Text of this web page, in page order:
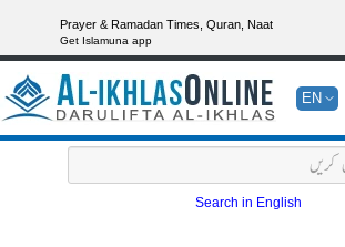
Prayer & Ramadan Times, Quran, Naat
Get Islamuna app
EN
Search in English